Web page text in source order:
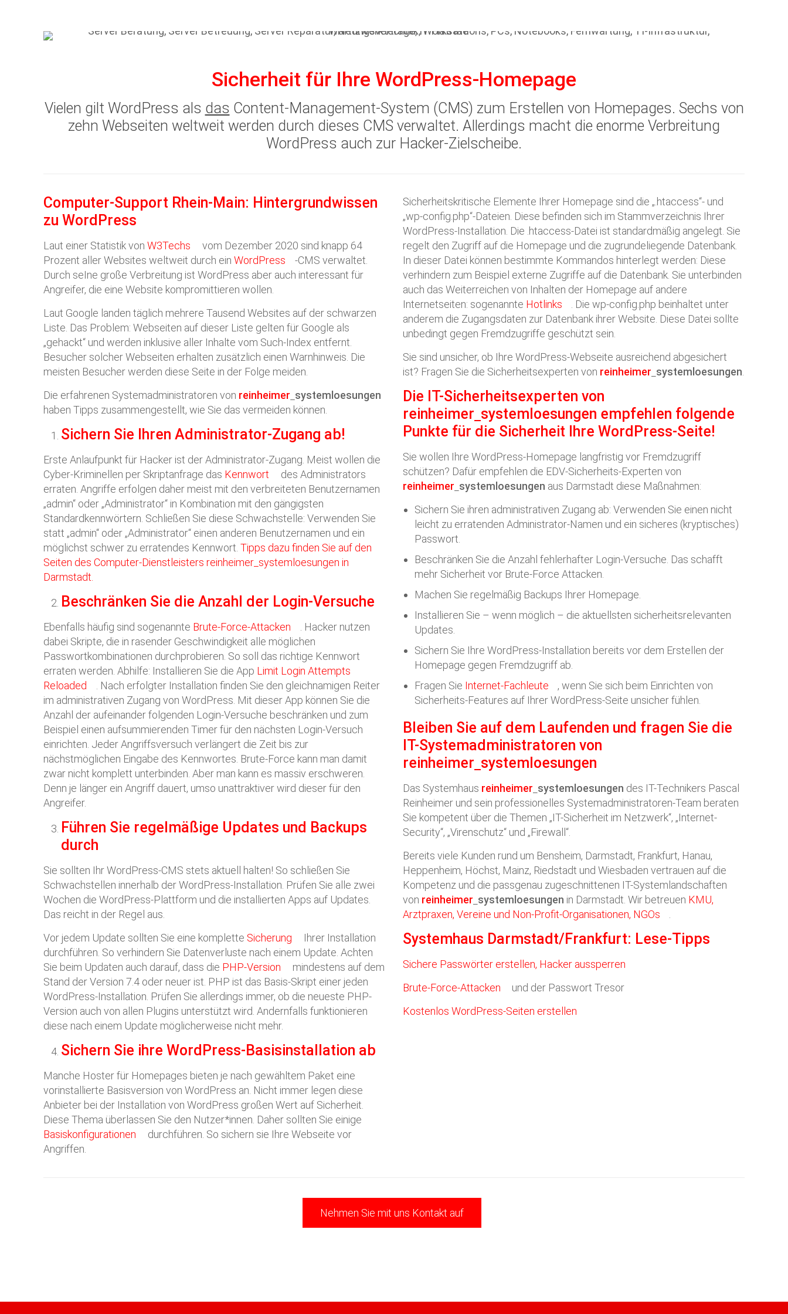
Sicherheit für Ihre WordPress-Homepage
Vielen gilt WordPress als das Content-Management-System (CMS) zum Erstellen von Homepages. Sechs von
zehn Webseiten weltweit werden durch dieses CMS verwaltet. Allerdings macht die enorme Verbreitung
WordPress auch zur Hacker-Zielscheibe.
Computer-Support Rhein-Main: Hintergrundwissen
zu WordPress
Laut einer Statistik vonW3Techs
vom Dezember 2020 sind knapp 64
Prozent aller Websites weltweit durch einWordPress
-CMS verwaltet.
Durch seIne große Verbreitung ist WordPress aber auch interessant für
Angreifer, die eine Website kompromittieren wollen.
Laut Google landen täglich mehrere Tausend Websites auf der schwarzen
Liste. Das Problem: Webseiten auf dieser Liste gelten für Google als
„gehackt“ und werden inklusive aller Inhalte vom Such-Index entfernt.
Besucher solcher Webseiten erhalten zusätzlich einen Warnhinweis. Die
meisten Besucher werden diese Seite in der Folge meiden.
Die erfahrenen Systemadministratoren von reinheimer systemloesungen
haben Tipps zusammengestellt, wie Sie das vermeiden können.
Sichern Sie Ihren Administrator-Zugang ab!
Erste Anlaufpunkt für Hacker ist der Administrator-Zugang. Meist wollen die
Cyber-Kriminellen per Skriptanfrage das Kennwort
des Administrators
erraten. Angriffe erfolgen daher meist mit den verbreiteten Benutzernamen
„admin“ oder „Administrator“ in Kombination mit den gängigsten
Standardkennwörtern. Schließen Sie diese Schwachstelle: Verwenden Sie
statt „admin“ oder „Administrator“ einen anderen Benutzernamen und ein
möglichst schwer zu erratendes Kennwort.Tipps dazu finden Sie auf den
Seiten des Computer-Dienstleisters reinheimer_systemloesungen in
Darmstadt.
Beschränken Sie die Anzahl der Login-Versuche
Ebenfalls häufig sind sogenannte Brute-Force-Attacken
. Hacker nutzen
dabei Skripte, die in rasender Geschwindigkeit alle möglichen
Passwortkombinationen durchprobieren. So soll das richtige Kennwort
erraten werden. Abhilfe: Installieren Sie die App Limit Login Attempts
Reloaded
. Nach erfolgter Installation finden Sie den gleichnamigen Reiter
im administrativen Zugang von WordPress. Mit dieser App können Sie die
Anzahl der aufeinander folgenden Login-Versuche beschränken und zum
Beispiel einen aufsummierenden Timer für den nächsten Login-Versuch
einrichten. Jeder Angriffsversuch verlängert die Zeit bis zur
nächstmöglichen Eingabe des Kennwortes. Brute-Force kann man damit
zwar nicht komplett unterbinden. Aber man kann es massiv erschweren.
Denn je länger ein Angriff dauert, umso unattraktiver wird dieser für den
Angreifer.
Führen Sie regelmäßige Updates und Backups
durch
Sie sollten Ihr WordPress-CMS stets aktuell halten! So schließen Sie
Schwachstellen innerhalb der WordPress-Installation. Prüfen Sie alle zwei
Wochen die WordPress-Plattform und die installierten Apps auf Updates.
Das reicht in der Regel aus.
Vor jedem Update sollten Sie eine komplette Sicherung
Ihrer Installation
durchführen. So verhindern Sie Datenverluste nach einem Update. Achten
Sie beim Updaten auch darauf, dass die PHP-Version
mindestens auf dem
Stand der Version 7.4 oder neuer ist. PHP ist das Basis-Skript einer jeden
WordPress-Installation. Prüfen Sie allerdings immer, ob die neueste PHP-
Version auch von allen Plugins unterstützt wird. Andernfalls funktionieren
diese nach einem Update möglicherweise nicht mehr.
Sichern Sie ihre WordPress-Basisinstallation ab
Manche Hoster für Homepages bieten je nach gewähltem Paket eine
vorinstallierte Basisversion von WordPress an. Nicht immer legen diese
Anbieter bei der Installation von WordPress großen Wert auf Sicherheit.
Diese Thema überlassen Sie den Nutzer*innen. Daher sollten Sie einige
Basiskonfigurationen
durchführen. So sichern sie Ihre Webseite vor
Angriffen.
Sicherheitskritische Elemente Ihrer Homepage sind die „.htaccess“- und
„wp-config.php“-Dateien. Diese befinden sich im Stammverzeichnis Ihrer
WordPress-Installation. Die .htaccess-Datei ist standardmäßig angelegt. Sie
regelt den Zugriff auf die Homepage und die zugrundeliegende Datenbank.
In dieser Datei können bestimmte Kommandos hinterlegt werden: Diese
verhindern zum Beispiel externe Zugriffe auf die Datenbank. Sie unterbinden
auch das Weiterreichen von Inhalten der Homepage auf andere
Internetseiten: sogenannte Hotlinks
. Die wp-config.php beinhaltet unter
anderem die Zugangsdaten zur Datenbank ihrer Website. Diese Datei sollte
unbedingt gegen Fremdzugriffe geschützt sein.
Sie sind unsicher, ob Ihre WordPress-Webseite ausreichend abgesichert
ist? Fragen Sie die Sicherheitsexperten von reinheimer systemloesungen
Die IT-Sicherheitsexperten von
reinheimer systemloesungen empfehlen folgende
Punkte für die Sicherheit Ihre WordPress-Seite!
Sie wollen Ihre WordPress-Homepage langfristig vor Fremdzugriff
schützen? Dafür empfehlen die EDV-Sicherheits-Experten von
reinheimer systemloesungen aus Darmstadt diese Maßnahmen:
Sichern Sie ihren administrativen Zugang ab: Verwenden Sie einen nicht
leicht zu erratenden Administrator-Namen und ein sicheres (kryptisches)
Passwort.
Beschränken Sie die Anzahl fehlerhafter Login-Versuche. Das schafft
mehr Sicherheit vor Brute-Force Attacken.
Machen Sie regelmäßig Backups Ihrer Homepage.
Installieren Sie – wenn möglich – die aktuellsten sicherheitsrelevanten
Updates.
Sichern Sie Ihre WordPress-Installation bereits vor dem Erstellen der
Homepage gegen Fremdzugriff ab.
Fragen Sie Internet-Fachleute
, wenn Sie sich beim Einrichten von
Sicherheits-Features auf Ihrer WordPress-Seite unsicher fühlen.
Bleiben Sie auf dem Laufenden und fragen Sie die
IT-Systemadministratoren von
reinheimer systemloesungen
Das Systemhaus reinheimer systemloesungen des IT-Technikers Pascal
Reinheimer und sein professionelles Systemadministratoren-Team beraten
Sie kompetent über die Themen „IT-Sicherheit im Netzwerk“, „Internet-
Security“, „Virenschutz“ und „Firewall“.
Bereits viele Kunden rund um Bensheim, Darmstadt, Frankfurt, Hanau,
Heppenheim, Höchst, Mainz, Riedstadt und Wiesbaden vertrauen auf die
Kompetenz und die passgenau zugeschnittenen IT-Systemlandschaften
von reinheimer systemloesungen in Darmstadt. Wir betreuen KMU,
Arztpraxen, Vereine und Non-Profit-Organisationen, NGOs
Systemhaus Darmstadt/Frankfurt: Lese-Tipps
Sichere Passwörter erstellen, Hacker aussperren
Brute-Force-Attacken
und der Passwort Tresor
Kostenlos WordPress-Seiten erstellen
Nehmen Sie mit uns Kontakt auf